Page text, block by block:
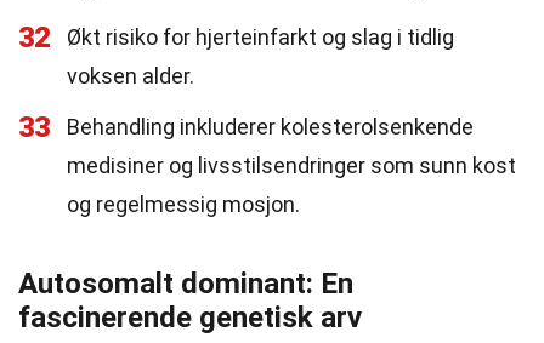
32
Økt risiko for hjerteinfarkt og slag i tidlig
voksen alder.
33
Behandling inkluderer kolesterolsenkende
medisiner og livsstilsendringer som sunn kost
og regelmessig mosjon.
Autosomalt dominant: En
fascinerende genetisk arv